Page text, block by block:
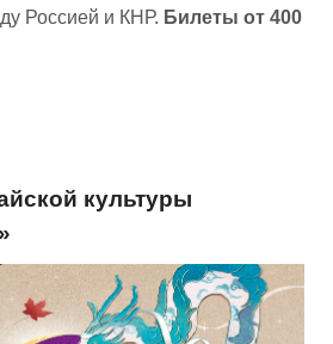
Россией и КНР. Билеты от 400
культуры
»